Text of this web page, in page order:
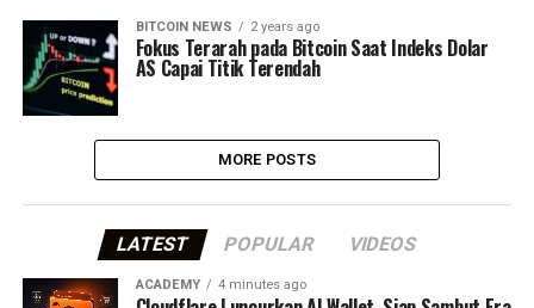
BITCOIN NEWS 2 years ago
Fokus Terarah pada Bitcoin Saat Indeks Dolar
AS Capai Titik Terendah
MORE POSTS
LATEST POPULAR VIDEOS
ACADEMY 4 minutes ago